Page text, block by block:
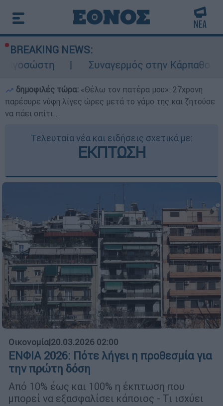
BREAKING NEWS:
Συναγερμός στην Κάρπαθο: Βρέθηκαν
δημοφιλές τώρα: «Θέλω τον πατέρα μου»: 27χρονη
παρέσυρε νύφη λίγες ώρες μετά το γάμο της και ζητούσε
να πάει σπίτι...
Τελευταία νέα και ειδήσεις σχετικά με:
ΕΚΠΤΩΣΗ
Οικονομία|20.03.2026 02:00
ΕΝΦΙΑ 2026: Πότε λήγει η προθεσμία για
την πρώτη δόση
Από 10% έως και 100% η έκπτωση που
μπορεί να εξασφαλίσει κάποιος - Τι ισχύει